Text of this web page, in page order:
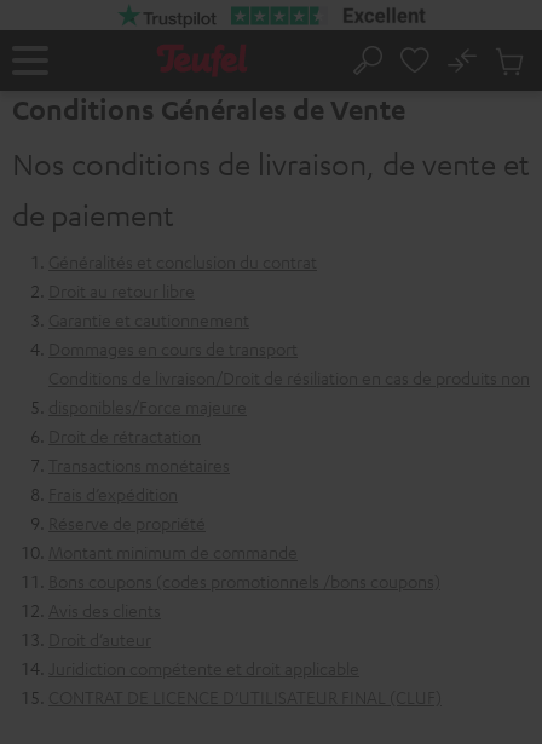
Page
d’accueil
Rechercher
No
Conditions Générales de Vente
Nos conditions de livraison, de vente et
de paiement